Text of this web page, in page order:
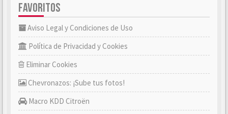
FAVORITOS
Aviso Legal y Condiciones de Uso
Política de Privacidad y Cookies
Eliminar Cookies
Chevronazos: ¡Sube tus fotos!
Macro KDD Citroën